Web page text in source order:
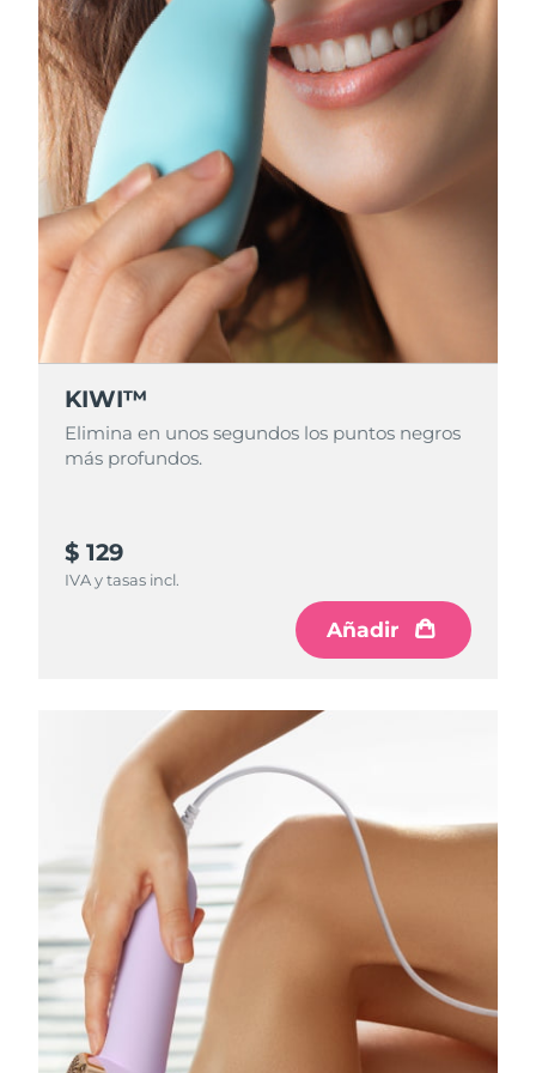
KIWI™
Elimina en unos segundos los puntos negros
más profundos.
$ 129
IVA y tasas incl.
Añadir